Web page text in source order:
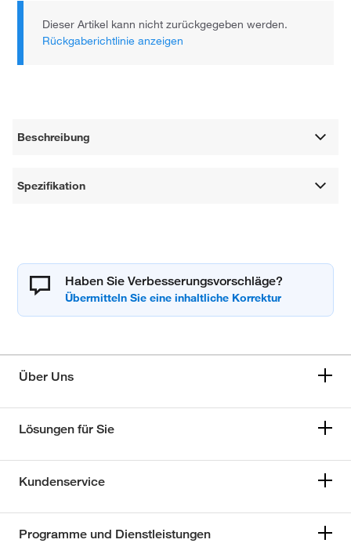
Dieser Artikel kann nicht zurückgegeben werden.
Rückgaberichtlinie anzeigen
Beschreibung
Spezifikation
Haben Sie Verbesserungsvorschläge?
Über Uns
Lösungen für Sie
Kundenservice
Programme und Dienstleistungen